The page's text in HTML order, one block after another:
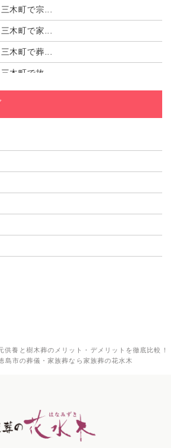
供養と樹木葬のメリット・デメリットを徹底比較！
島市の葬儀・家族葬なら家族葬の花水木
木町で宗...
木町で家...
木町で葬...
木町で故...
木町で家...